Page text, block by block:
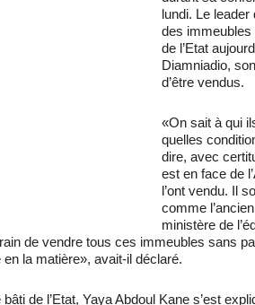
lundi. Le
des
de l’Etat
Diamniadio,
d’être vendus.
«On sait à qui
quelles
dire, avec
est en face de
l’ont vendu. Il
comme
ministère de
de vendre tous ces immeubles sans
la matière», avait-il déclaré.
de l’Etat, Yaya Abdoul Kane s’est